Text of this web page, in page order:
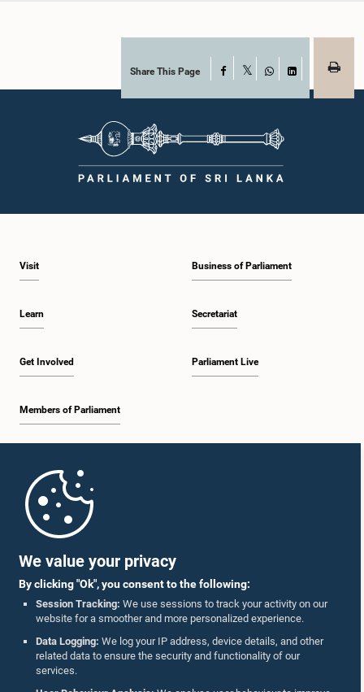
We value your privacy
By clicking "Ok", you consent to the following:
Session Tracking: We use sessions to track your activity on our
website for a smoother and more personalized experience.
Data Logging: We log your IP address, device details, and other
related data to ensure the security and functionality of our
services.
Share This Page Facebook
WhatsAppLinkedIn
Visit
Learn
Get Involved
Members of Parliament
Business of Parliament
Secretariat
Parliament Live
Parliament Mobile App
Follow Us On :
Accolades